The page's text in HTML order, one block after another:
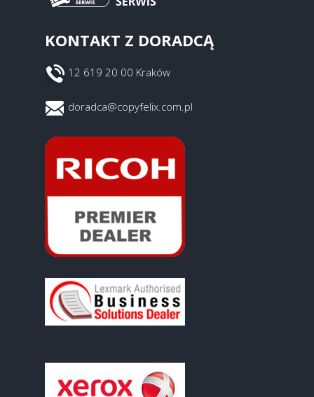
KONTAKT Z DORADCĄ
12 619 20 00 Kraków
doradca@copyfelix.com.pl